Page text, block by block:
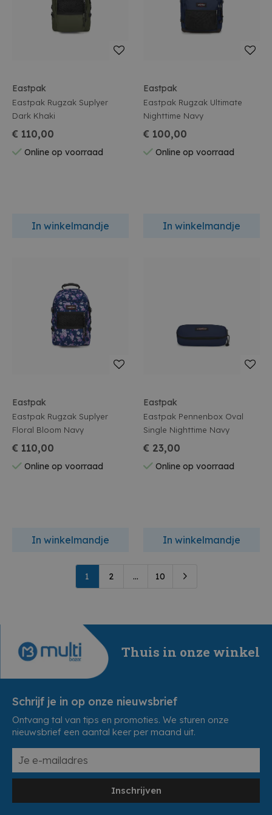
Eastpak
Eastpak Rugzak Suplyer
Dark Khaki
€ 110,00
Online op voorraad
In winkelmandje
Eastpak
Eastpak Rugzak Ultimate
Nighttime Navy
€ 100,00
Online op voorraad
In winkelmandje
Eastpak
Eastpak Rugzak Suplyer
Floral Bloom Navy
€ 110,00
Online op voorraad
In winkelmandje
Eastpak
Eastpak Pennenbox Oval
Single Nighttime Navy
€ 23,00
Online op voorraad
In winkelmandje
1 2 ... 10
Thuis in onze winkel
Schrijf je in op onze nieuwsbrief
Ontvang tal van tips en promoties. We sturen onze
nieuwsbrief een aantal keer per maand uit.
Inschrijven